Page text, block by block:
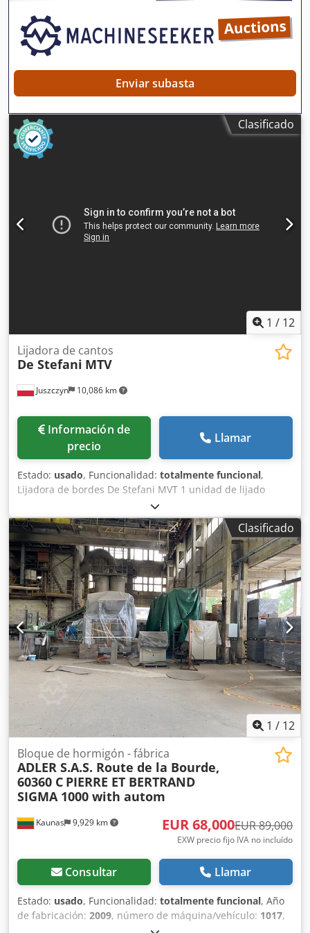
x 1600 x 1350 h Peso kg 950
Enviar subasta
Clasificado
1 / 12
Juszczyn 10,086 km
Lijadora de cantos
De Stefani MTV
Información de
precio
Llamar
Estado: usado, Funcionalidad: totalmente funcional,
Lijadora de bordes De Stefani MVT 1 unidad de lijado
Altura máxima de la pieza: 100 mm Motor de la unidad de
lijado: 2,5 kW Unidad de lijado con sistema de autoafilado
Ajuste manual de la unidad de lijado Csdpsznu D Rsfx
Ahkjrf Ajuste manual del ángulo de la unidad Unidad de
lijado con oscilación Velocidad de avance regulable
mediante variador Motor de avance de 0,74 kW
Clasificado
1 / 12
Kaunas 9,929 km
Bloque de hormigón - fábrica
ADLER S.A.S. Route de la Bourde,
60360 C PIERRE ET BERTRAND
SIGMA 1000 with autom
EUR 68,000EUR 89,000
EXW precio fijo IVA no incluído
Consultar Llamar
Estado: usado, Funcionalidad: totalmente funcional, Año
de fabricación: 2009, número de máquina/vehículo: 1017,
Línea de producción usada para bloques de hormigón (y